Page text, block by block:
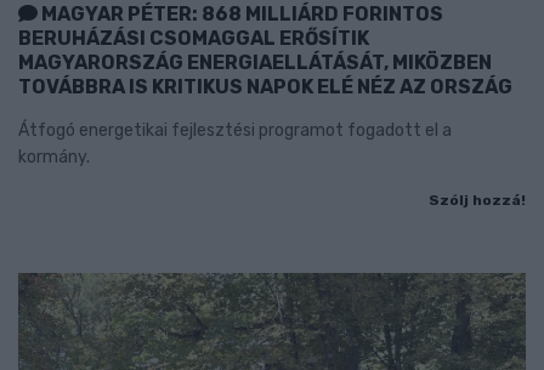
MAGYAR PÉTER: 868 MILLIÁRD FORINTOS
BERUHÁZÁSI CSOMAGGAL ERŐSÍTIK
MAGYARORSZÁG ENERGIAELLÁTÁSÁT, MIKÖZBEN
TOVÁBBRA IS KRITIKUS NAPOK ELÉ NÉZ AZ ORSZÁG
Átfogó energetikai fejlesztési programot fogadott el a
kormány.
Szólj hozzá!